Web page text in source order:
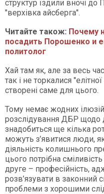
структур їздили вночі
"верхівка айсберга".
Читайте також: Почему
посадить Порошенко и
политолог
Хай там як, але за весь
так і не торкалися
створені саме для цього.
Тому немає жодних
розслідування ДБР
знадобиться ще кілька
можуть з’явитися люди,
діяльність колишнього
цього потрібна
друге – професійність,
розв’язувати в законний
проблеми з хорошими